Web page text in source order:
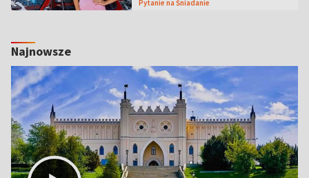
Pytanie na Śniadanie
Najnowsze